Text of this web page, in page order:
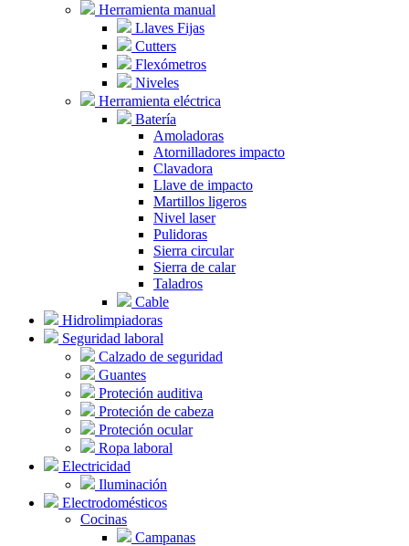
Herramienta manual
Llaves Fijas
Cutters
Flexómetros
Niveles
Herramienta eléctrica
Batería
Amoladoras
Atornilladores impacto
Clavadora
Llave de impacto
Martillos ligeros
Nivel laser
Pulidoras
Sierra circular
Sierra de calar
Taladros
Cable
Hidrolimpiadoras
Seguridad laboral
Calzado de seguridad
Guantes
Proteción auditiva
Proteción de cabeza
Proteción ocular
Ropa laboral
Electricidad
Iluminación
Electrodomésticos
Cocinas
Campanas